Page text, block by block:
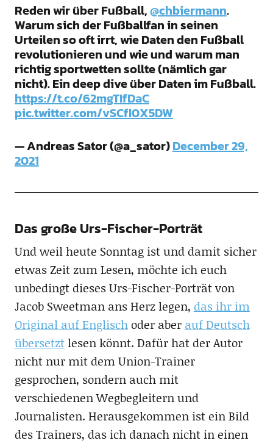
Reden wir über Fußball,@chbiermann.
Warum sich der Fußballfan in seinen
Urteilen so oft irrt, wie Daten den Fußball
revolutionieren und wie und warum man
richtig sportwetten sollte (nämlich gar
nicht). Ein deep dive über Daten im Fußball.
https://t.co/62mgTIfDaC
pic.twitter.com/vSCfI0X5DW
— Andreas Sator (@a_sator)December 29,
2021
Das große Urs-Fischer-Porträt
Und weil heute Sonntag ist und damit sicher
etwas Zeit zum Lesen, möchte ich euch
unbedingt dieses Urs-Fischer-Porträt von
Jacob Sweetman ans Herz legen, das ihr im
Original auf Englischoder aber auf Deutsch
übersetztlesen könnt. Dafür hat der Autor
nicht nur mit dem Union-Trainer
gesprochen, sondern auch mit
verschiedenen Wegbegleitern und
Journalisten. Herausgekommen ist ein Bild
des Trainers, das ich danach nicht in einen